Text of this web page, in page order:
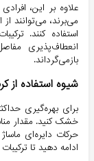
علاوه بر این،
می‌برند، می‌توانند
استفاده کنند.
انعطاف‌پذیری
بازمی‌گرداند.
شیوه استفاده از
برای بهره‌گیری
خشک کنید. مقدار
حرکات دایره‌ای
ادامه دهید تا